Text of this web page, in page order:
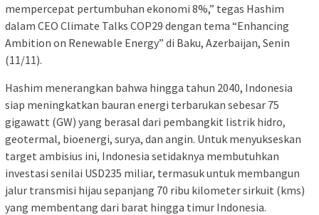
mempercepat pertumbuhan ekonomi 8%,” tegas Hashim
dalam CEO Climate Talks COP29 dengan tema “Enhancing
Ambition on Renewable Energy” di Baku, Azerbaijan, Senin
(11/11).
Hashim menerangkan bahwa hingga tahun 2040, Indonesia
siap meningkatkan bauran energi terbarukan sebesar 75
gigawatt (GW) yang berasal dari pembangkit listrik hidro,
geotermal, bioenergi, surya, dan angin. Untuk menyukseskan
target ambisius ini, Indonesia setidaknya membutuhkan
investasi senilai USD235 miliar, termasuk untuk membangun
jalur transmisi hijau sepanjang 70 ribu kilometer sirkuit (kms)
yang membentang dari barat hingga timur Indonesia.